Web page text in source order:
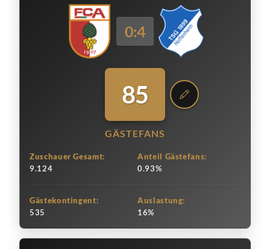
0:4
85
GÄSTEFANS
Zuschauer Gesamt:
9.124
Anteil Gästefans:
0.93%
Gästekontingent:
535
Auslastung:
16%